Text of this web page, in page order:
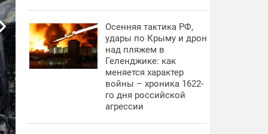
Осенняя тактика РФ,
удары по Крыму и дрон
над пляжем в
Геленджике: как
меняется характер
войны – хроника 1622-
го дня российской
агрессии